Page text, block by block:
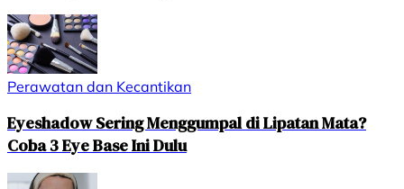
Perawatan dan Kecantikan
Eyeshadow Sering Menggumpal di Lipatan Mata?
Coba 3 Eye Base Ini Dulu